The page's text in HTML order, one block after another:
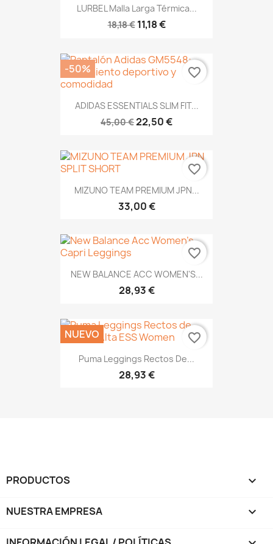
LURBEL Malla Larga Térmica...
18,18 € 11,18 €
ADIDAS ESSENTIALS SLIM FIT...
45,00 €22,50 €
-50% favorite_border
MIZUNO TEAM PREMIUM JPN...
33,00 €
favorite_border
NEW BALANCE ACC WOMEN'S...
28,93 €
favorite_border
Puma Leggings Rectos De...
28,93 €
NUEVO favorite_border
PRODUCTOS 
NUESTRA EMPRESA 